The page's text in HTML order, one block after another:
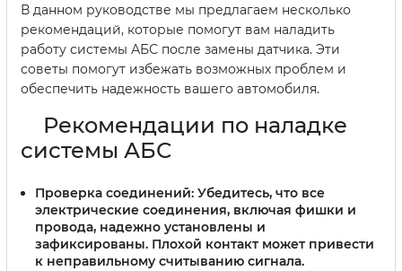
В данном руководстве мы предлагаем несколько
рекомендаций, которые помогут вам наладить
работу системы АБС после замены датчика. Эти
советы помогут избежать возможных проблем и
обеспечить надежность вашего автомобиля.
Рекомендации по наладке
системы АБС
Проверка соединений: Убедитесь, что все
электрические соединения, включая фишки и
провода, надежно установлены и
зафиксированы. Плохой контакт может привести
к неправильному считыванию сигнала.